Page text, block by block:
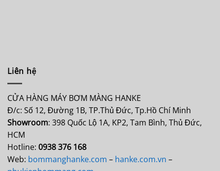
Liên hệ
CỬA HÀNG MÁY BƠM MÀNG HANKE
Đ/c: Số 12, Đường 1B, TP.Thủ Đức, Tp.Hồ Chí Minh
Showroom: 398 Quốc Lộ 1A, KP2, Tam Bình, Thủ Đức,
HCM
Hotline: 0938 376 168
Web: bommanghanke.com – hanke.com.vn –